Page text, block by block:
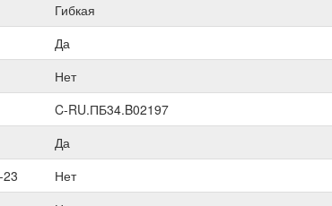
Гибкая
Да
Нет
C-RU.ПБ34.B02197
Да
23
Нет